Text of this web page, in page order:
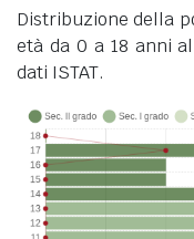
Distribuzione della
età da 0 a 18 anni
dati ISTAT.